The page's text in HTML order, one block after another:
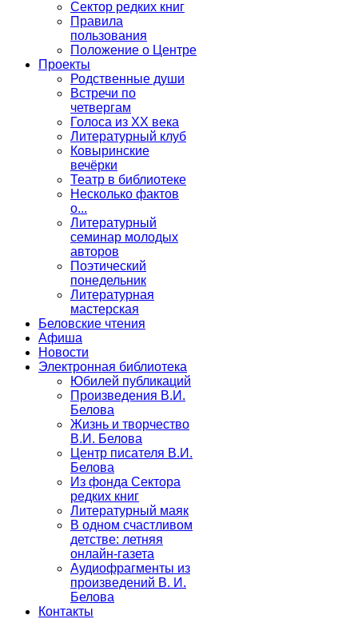
Сектор редких книг
Правила
пользования
Положение о Центре
Проекты
Родственные души
Встречи по
четвергам
Голоса из ХХ века
Литературный клуб
Ковыринские
вечёрки
Театр в библиотеке
Несколько фактов
о...
Литературный
семинар молодых
авторов
Поэтический
понедельник
Литературная
мастерская
Беловские чтения
Афиша
Новости
Электронная библиотека
Юбилей публикаций
Произведения В.И.
Белова
Жизнь и творчество
В.И. Белова
Центр писателя В.И.
Белова
Из фонда Сектора
редких книг
Литературный маяк
В одном счастливом
детстве: летняя
онлайн-газета
Аудиофрагменты из
произведений В. И.
Белова
Контакты